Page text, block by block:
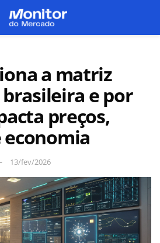
a matriz
e por
preços,
13/fev/2026